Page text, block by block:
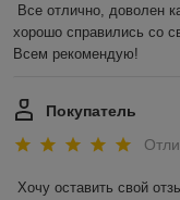
Все отлично, доволен
хорошо справились со
Всем рекомендую!
Покупатель
Хочу оставить свой